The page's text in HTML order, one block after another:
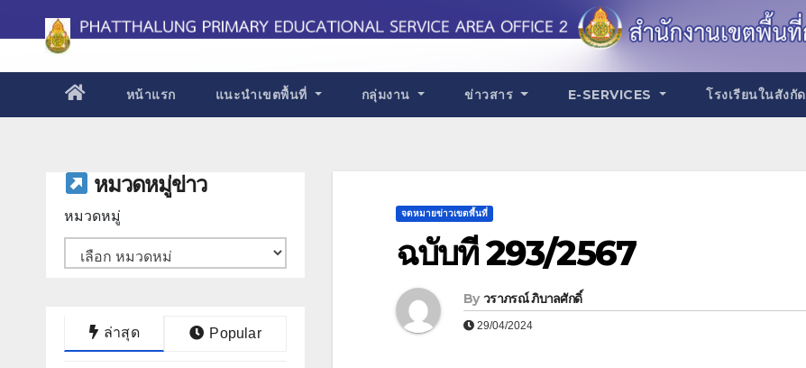
to
หน้าแรก แนะนำเขตพื้นที่ กลุ่มงาน ข่าวสาร E-SERVICES โรงเรียนในสังกัด
หมวดหมู่ข่าว
หมวดหมู่
ล่าสุด Popular
จดหมายข่าวเขตพื้นที่
ฉบับที่ 293/2567
By วราภรณ์ ภิบาลศักดิ์
29/04/2024